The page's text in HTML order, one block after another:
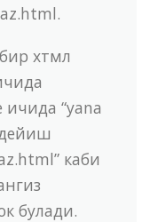
хтмл
ичида “yana
каби
булади.